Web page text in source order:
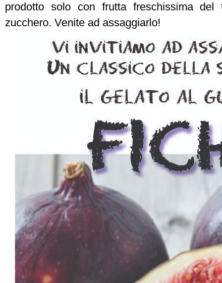
prodotto solo con frutta freschissima del
zucchero. Venite ad assaggiarlo!